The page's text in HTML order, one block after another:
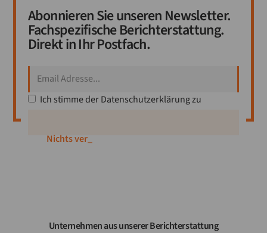
Abonnieren Sie unseren Newsletter.
Fachspezifische Berichterstattung.
Direkt in Ihr Postfach.
Ich stimme derDatenschutzerklärungzu
Nichts verpas
Unternehmen aus unserer Berichterstattung